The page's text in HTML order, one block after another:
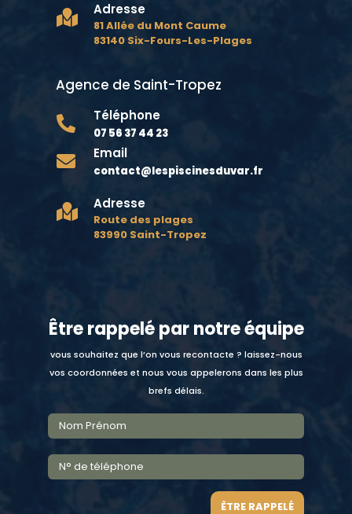
 Adresse
81 Allée du Mont Caume
83140 Six-Fours-Les-Plages
Agence de Saint-Tropez
 Téléphone
07 56 37 44 23
 Email
contact@lespiscinesduvar.fr
 Adresse
Route des plages
83990 Saint-Tropez
Être rappelé par notre équipe
vous souhaitez que l’on vous recontacte ? laissez-nous
vos coordonnées et nous vous appelerons dans les plus
brefs délais.
ÊTRE RAPPELÉ